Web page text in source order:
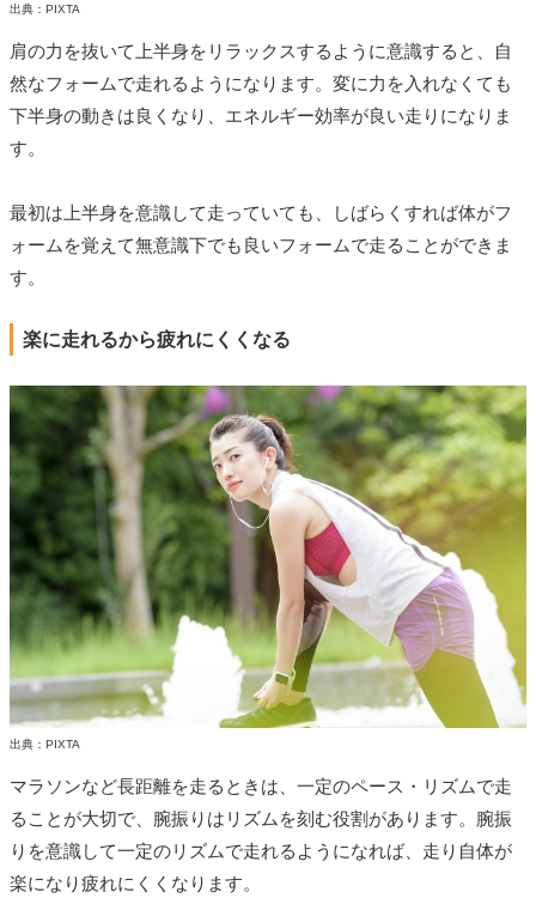
出典：PIXTA
肩の力を抜いて上半身をリラックスするように意識すると、自
然なフォームで走れるようになります。変に力を入れなくても
下半身の動きは良くなり、エネルギー効率が良い走りになりま
す。
最初は上半身を意識して走っていても、しばらくすれば体がフ
ォームを覚えて無意識下でも良いフォームで走ることができま
す。
楽に走れるから疲れにくくなる
出典：PIXTA
マラソンなど長距離を走るときは、一定のペース・リズムで走
ることが大切で、腕振りはリズムを刻む役割があります。腕振
りを意識して一定のリズムで走れるようになれば、走り自体が
楽になり疲れにくくなります。